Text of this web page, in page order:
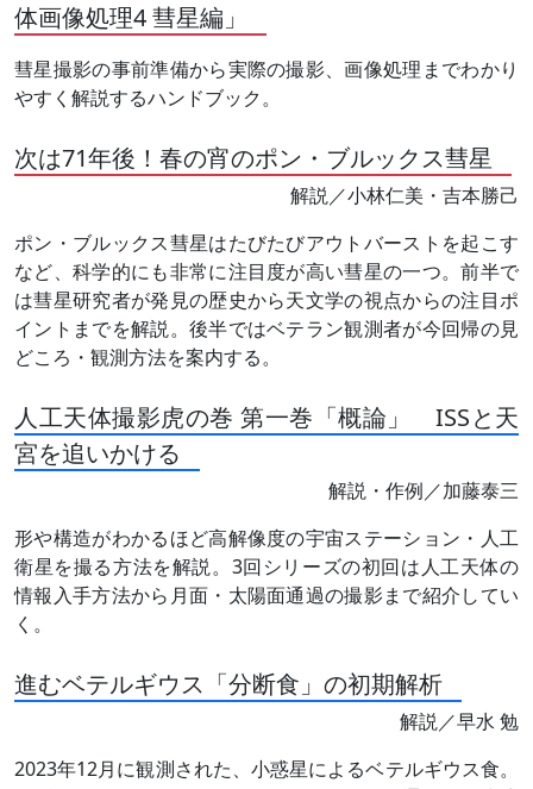
体画像処理4 彗星編」
彗星撮影の事前準備から実際の撮影、画像処理までわかり
やすく解説するハンドブック。
次は71年後！春の宵のポン・ブルックス彗星
解説／小林仁美・吉本勝己
ポン・ブルックス彗星はたびたびアウトバーストを起こす
など、科学的にも非常に注目度が高い彗星の一つ。前半で
は彗星研究者が発見の歴史から天文学の視点からの注目ポ
イントまでを解説。後半ではベテラン観測者が今回帰の見
どころ・観測方法を案内する。
人工天体撮影虎の巻 第一巻「概論」 ISSと天
宮を追いかける
解説・作例／加藤泰三
形や構造がわかるほど高解像度の宇宙ステーション・人工
衛星を撮る方法を解説。3回シリーズの初回は人工天体の
情報入手方法から月面・太陽面通過の撮影まで紹介してい
く。
進むベテルギウス「分断食」の初期解析
解説／早水 勉
2023年12月に観測された、小惑星によるベテルギウス食。